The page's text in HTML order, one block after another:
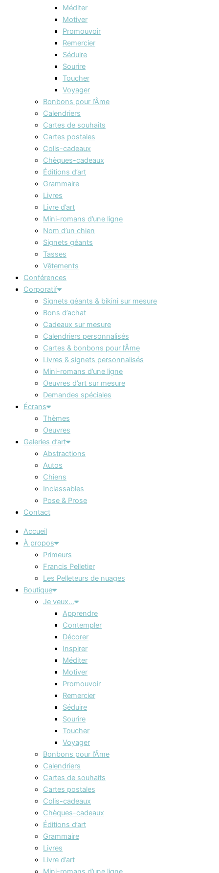
Méditer
Motiver
Promouvoir
Remercier
Séduire
Sourire
Toucher
Voyager
Bonbons pour l’Âme
Calendriers
Cartes de souhaits
Cartes postales
Colis-cadeaux
Chèques-cadeaux
Éditions d’art
Grammaire
Livres
Livre d’art
Mini-romans d’une ligne
Nom d’un chien
Signets géants
Tasses
Vêtements
Conférences
Corporatif
Signets géants & bikini sur mesure
Bons d’achat
Cadeaux sur mesure
Calendriers personnalisés
Cartes & bonbons pour l’Âme
Livres & signets personnalisés
Mini-romans d’une ligne
Oeuvres d’art sur mesure
Demandes spéciales
Écrans
Thèmes
Oeuvres
Galeries d’art
Abstractions
Autos
Chiens
Inclassables
Pose & Prose
Contact
Accueil
À propos
Primeurs
Francis Pelletier
Les Pelleteurs de nuages
Boutique
Je veux…
Apprendre
Contempler
Décorer
Inspirer
Méditer
Motiver
Promouvoir
Remercier
Séduire
Sourire
Toucher
Voyager
Bonbons pour l’Âme
Calendriers
Cartes de souhaits
Cartes postales
Colis-cadeaux
Chèques-cadeaux
Éditions d’art
Grammaire
Livres
Livre d’art